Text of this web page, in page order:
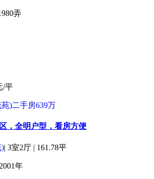
弄
/平
，全明户型，看房方便
)| 3室2厅 | 161.78平
2001年